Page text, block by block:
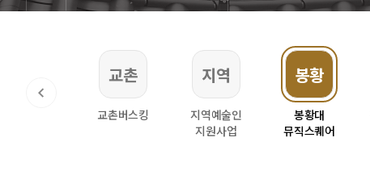
공연
공연일정
객석안내
티켓안내
문화나눔티켓
공연예절·서비스
전시 전시일정
전시연계교육신청
알천미술관소장품
전시예절·서비스
아카데미 교육일정
문화행사 행사일정
행사소개
대관 대관공고·절차
대관운영조례
대관신청
시설소개 경주예술의전당
경주문화관1918
시립예술단
열린마당 공지사항
자료실
Q&A
우수고객
경주문화재단 인사말
재단소개
조직도
ESG 윤리·경영
경영공시
오시는길
교촌
교촌버스킹
지역
지역예술인
지원사업
봉황
봉황대
뮤직스퀘어